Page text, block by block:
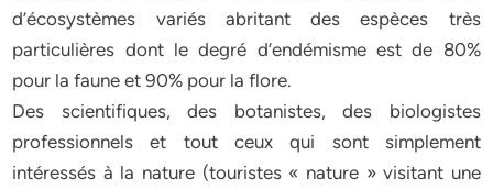
d’écosystèmes variés abritant des espèces très
particulières dont le degré d’endémisme est de 80%
pour la faune et 90% pour la flore.
Des scientifiques, des botanistes, des biologistes
professionnels et tout ceux qui sont simplement
intéressés à la nature (touristes « nature » visitant une